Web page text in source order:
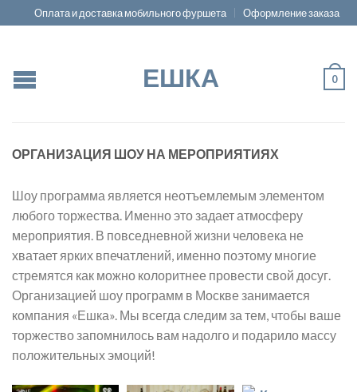
Оплата и доставка мобильного фуршета Оформление заказа
ЕШКА 0
ОРГАНИЗАЦИЯ ШОУ НА МЕРОПРИЯТИЯХ
Шоу программа является неотъемлемым элементом
любого торжества. Именно это задает атмосферу
мероприятия. В повседневной жизни человека не
хватает ярких впечатлений, именно поэтому многие
стремятся как можно колоритнее провести свой досуг.
Организацией шоу программ в Москве занимается
компания «Ешка». Мы всегда следим за тем, чтобы ваше
торжество запомнилось вам надолго и подарило массу
положительных эмоций!